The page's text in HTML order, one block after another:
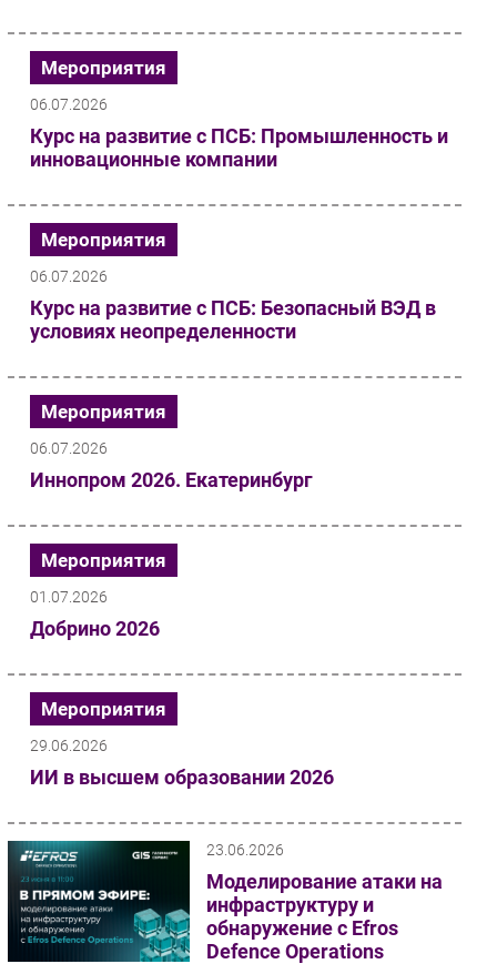
Мероприятия
06.07.2026
Курс на развитие с ПСБ: Промышленность и
инновационные компании
Мероприятия
06.07.2026
Курс на развитие с ПСБ: Безопасный ВЭД в
условиях неопределенности
Мероприятия
06.07.2026
Иннопром 2026. Екатеринбург
Мероприятия
01.07.2026
Добрино 2026
Мероприятия
29.06.2026
ИИ в высшем образовании 2026
23.06.2026
Моделирование атаки на
инфраструктуру и
обнаружение с Efros
Defence Operations